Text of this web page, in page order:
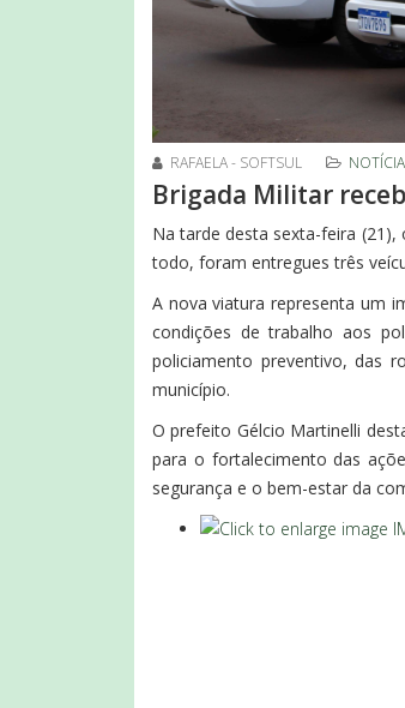
RAFAELA - SOFTSUL
Brigada Militar
Na tarde desta sexta-feira (21),
todo, foram entregues três
A nova viatura representa um
condições de trabalho aos
policiamento preventivo, das
município.
O prefeito Gélcio Martinelli
para o fortalecimento das
segurança e o bem-estar da